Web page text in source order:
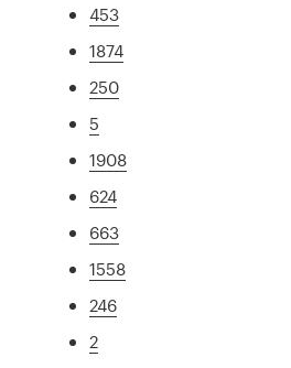
453
1874
250
5
1908
624
663
1558
246
2